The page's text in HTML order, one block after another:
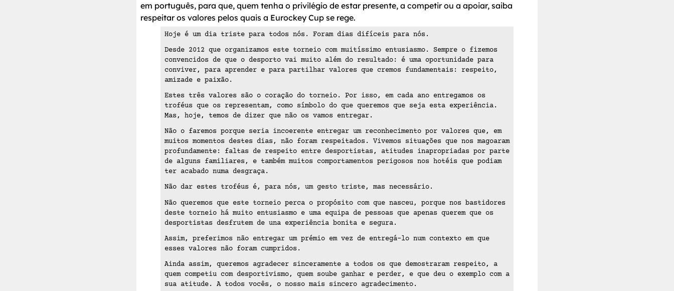
em português, para que, quem tenha o privilégio de estar presente, a competir ou a apoiar, saiba
respeitar os valores pelos quais a Eurockey Cup se rege.
Hoje é um dia triste para todos nós. Foram dias difíceis para nós.
Desde 2012 que organizamos este torneio com muitíssimo entusiasmo. Sempre o fizemos
convencidos de que o desporto vai muito além do resultado: é uma oportunidade para
conviver, para aprender e para partilhar valores que cremos fundamentais: respeito,
amizade e paixão.
Estes três valores são o coração do torneio. Por isso, em cada ano entregamos os
troféus que os representam, como símbolo do que queremos que seja esta experiência.
Mas, hoje, temos de dizer que não os vamos entregar.
Não o faremos porque seria incoerente entregar um reconhecimento por valores que, em
muitos momentos destes dias, não foram respeitados. Vivemos situações que nos magoaram
profundamente: faltas de respeito entre desportistas, atitudes inapropriadas por parte
de alguns familiares, e também muitos comportamentos perigosos nos hotéis que podiam
ter acabado numa desgraça.
Não dar estes troféus é, para nós, um gesto triste, mas necessário.
Não queremos que este torneio perca o propósito com que nasceu, porque nos bastidores
deste torneio há muito entusiasmo e uma equipa de pessoas que apenas querem que os
desportistas desfrutem de una experiência bonita e segura.
Assim, preferimos não entregar um prémio em vez de entregá-lo num contexto em que
esses valores não foram cumpridos.
Ainda assim, queremos agradecer sinceramente a todos os que demostraram respeito, a
quem competiu com desportivismo, quem soube ganhar e perder, e que deu o exemplo com a
sua atitude. A todos vocês, o nosso mais sincero agradecimento.